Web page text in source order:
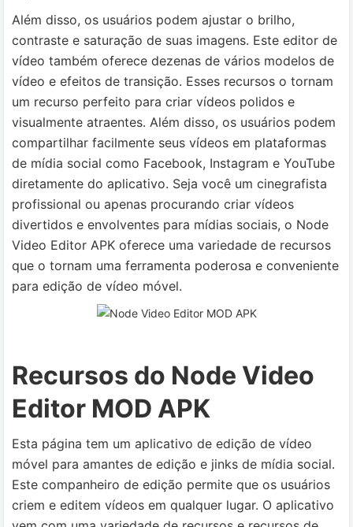
Além disso, os usuários podem ajustar o brilho,
contraste e saturação de suas imagens. Este editor de
vídeo também oferece dezenas de vários modelos de
vídeo e efeitos de transição. Esses recursos o tornam
um recurso perfeito para criar vídeos polidos e
visualmente atraentes. Além disso, os usuários podem
compartilhar facilmente seus vídeos em plataformas
de mídia social como Facebook, Instagram e YouTube
diretamente do aplicativo. Seja você um cinegrafista
profissional ou apenas procurando criar vídeos
divertidos e envolventes para mídias sociais, o Node
Video Editor APK oferece uma variedade de recursos
que o tornam uma ferramenta poderosa e conveniente
para edição de vídeo móvel.
Recursos do Node Video
Editor MOD APK
Esta página tem um aplicativo de edição de vídeo
móvel para amantes de edição e jinks de mídia social.
Este companheiro de edição permite que os usuários
criem e editem vídeos em qualquer lugar. O aplicativo